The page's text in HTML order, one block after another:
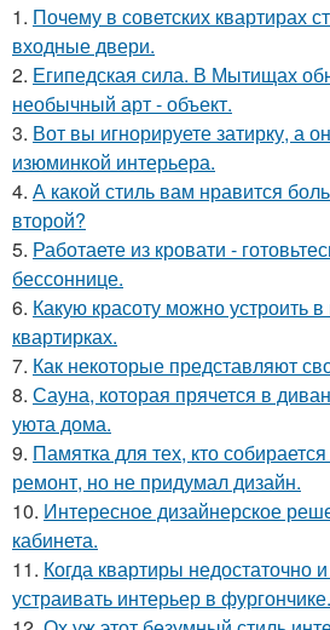
1. Почему в советских квартирах
входные двери.
2. Египедская сила. В Мытищах
необычный арт - объект.
3. Вот вы игнорируете затирку, а
изюминкой интерьера.
4. А какой стиль вам нравится
второй?
5. Работаете из кровати -
бессоннице.
6. Какую красоту можно устроить
квартирках.
7. Как некоторые представляют
8. Сауна, которая прячется в
уюта дома.
9. Памятка для тех, кто
ремонт, но не придумал дизайн.
10. Интересное дизайнерское
кабинета.
11. Когда квартиры недостаточно
устраивать интерьер в фургончике.